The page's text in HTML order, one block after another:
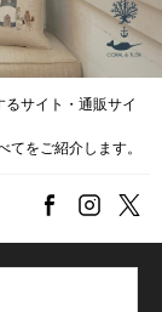
るサイト・通販サイ
てをご紹介します。